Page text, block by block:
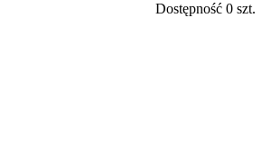
Dostępność 0 szt.